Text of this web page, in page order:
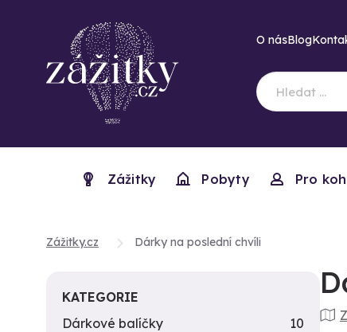
O násBlog
Zážitky Pobyty Pro
Zážitky.cz Dárky na poslední chvíli
KATEGORIE
Dárkové balíčky
10